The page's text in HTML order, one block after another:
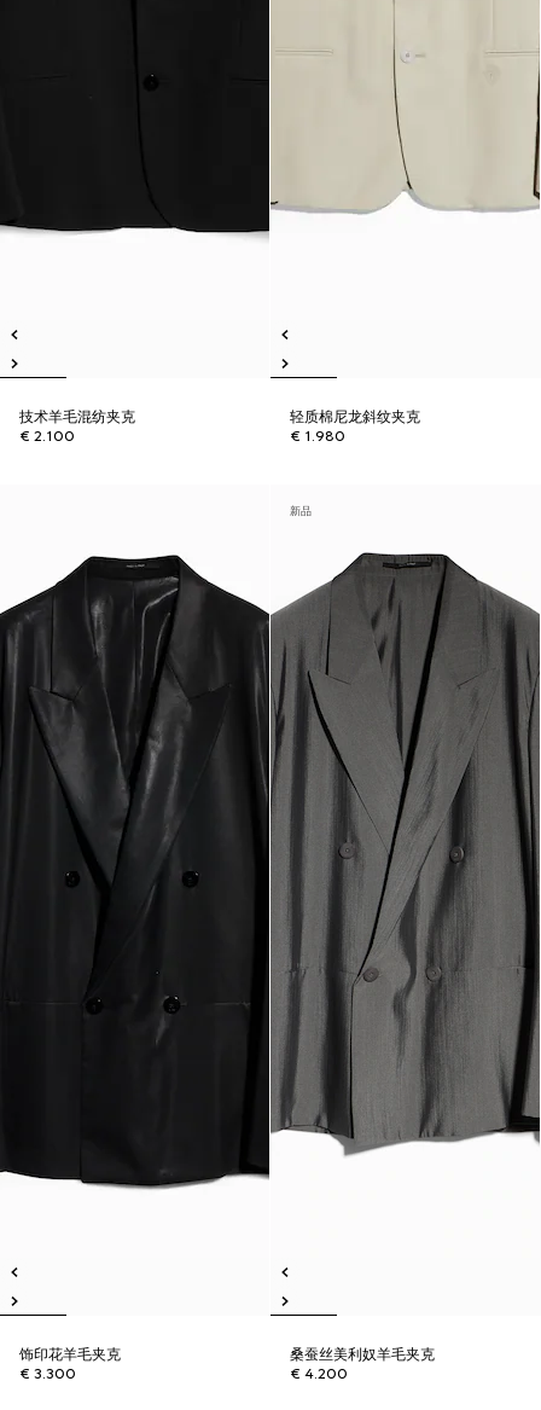
技术羊毛混纺夹克
€ 2.100
轻质棉尼龙斜纹夹克
€ 1.980
饰印花羊毛夹克
€ 3.300
新品
桑蚕丝美利奴羊毛夹克
€ 4.200